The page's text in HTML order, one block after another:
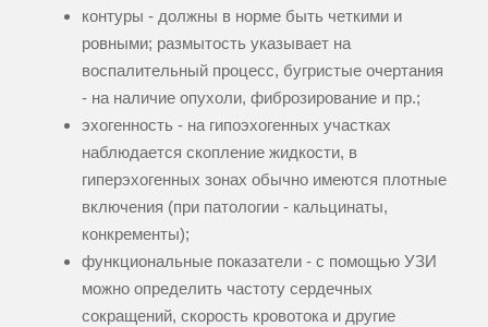
контуры - должны в норме быть четкими и
ровными; размытость указывает на
воспалительный процесс, бугристые очертания
- на наличие опухоли, фиброзирование и пр.;
эхогенность - на гипоэхогенных участках
наблюдается скопление жидкости, в
гиперэхогенных зонах обычно имеются плотные
включения (при патологии - кальцинаты,
конкременты);
функциональные показатели - с помощью УЗИ
можно определить частоту сердечных
сокращений, скорость кровотока и другие